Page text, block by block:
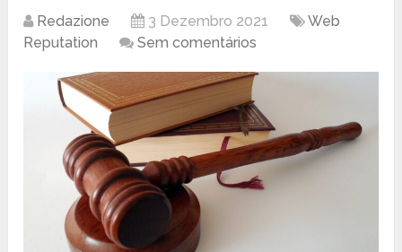
Redazione 3 Dezembro 2021
Web
Reputation
Sem comentários